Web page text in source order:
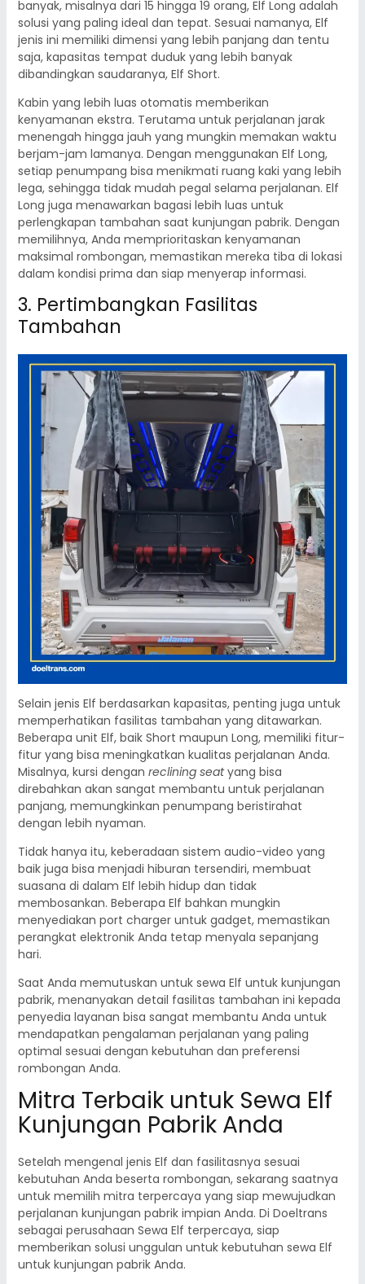
banyak, misalnya dari 15 hingga 19 orang, Elf Long adalah
solusi yang paling ideal dan tepat. Sesuai namanya, Elf
jenis ini memiliki dimensi yang lebih panjang dan tentu
saja, kapasitas tempat duduk yang lebih banyak
dibandingkan saudaranya, Elf Short.
Kabin yang lebih luas otomatis memberikan
kenyamanan ekstra. Terutama untuk perjalanan jarak
menengah hingga jauh yang mungkin memakan waktu
berjam-jam lamanya. Dengan menggunakan Elf Long,
setiap penumpang bisa menikmati ruang kaki yang lebih
lega, sehingga tidak mudah pegal selama perjalanan. Elf
Long juga menawarkan bagasi lebih luas untuk
perlengkapan tambahan saat kunjungan pabrik. Dengan
memilihnya, Anda memprioritaskan kenyamanan
maksimal rombongan, memastikan mereka tiba di lokasi
dalam kondisi prima dan siap menyerap informasi.
3. Pertimbangkan Fasilitas
Tambahan
Selain jenis Elf berdasarkan kapasitas, penting juga untuk
memperhatikan fasilitas tambahan yang ditawarkan.
Beberapa unit Elf, baik Short maupun Long, memiliki fitur-
fitur yang bisa meningkatkan kualitas perjalanan Anda.
Misalnya, kursi dengan reclining seatyang bisa
direbahkan akan sangat membantu untuk perjalanan
panjang, memungkinkan penumpang beristirahat
dengan lebih nyaman.
Tidak hanya itu, keberadaan sistem audio-video yang
baik juga bisa menjadi hiburan tersendiri, membuat
suasana di dalam Elf lebih hidup dan tidak
membosankan. Beberapa Elf bahkan mungkin
menyediakan port charger untuk gadget, memastikan
perangkat elektronik Anda tetap menyala sepanjang
hari.
Saat Anda memutuskan untuk sewa Elf untuk kunjungan
pabrik, menanyakan detail fasilitas tambahan ini kepada
penyedia layanan bisa sangat membantu Anda untuk
mendapatkan pengalaman perjalanan yang paling
optimal sesuai dengan kebutuhan dan preferensi
rombongan Anda.
Mitra Terbaik untuk Sewa Elf
Kunjungan Pabrik Anda
Setelah mengenal jenis Elf dan fasilitasnya sesuai
kebutuhan Anda beserta rombongan, sekarang saatnya
untuk memilih mitra terpercaya yang siap mewujudkan
perjalanan kunjungan pabrik impian Anda. Di Doeltrans
sebagai perusahaan Sewa Elf terpercaya, siap
memberikan solusi unggulan untuk kebutuhan sewa Elf
untuk kunjungan pabrik Anda.